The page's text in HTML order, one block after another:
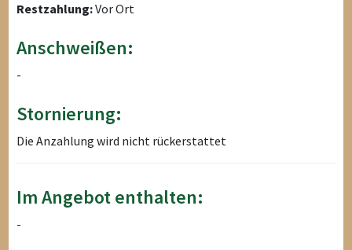
Restzahlung:Vor Ort
Anschweißen:
-
Stornierung:
Die Anzahlung wird nicht rückerstattet
Im Angebot enthalten:
-